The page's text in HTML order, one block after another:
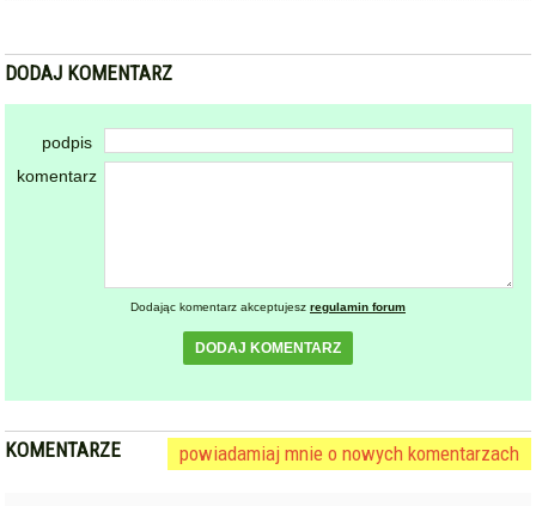
DODAJ KOMENTARZ
podpis
komentarz
Dodając komentarz akceptujesz regulamin forum
DODAJ KOMENTARZ
KOMENTARZE powiadamiaj mnie o nowych komentarzach